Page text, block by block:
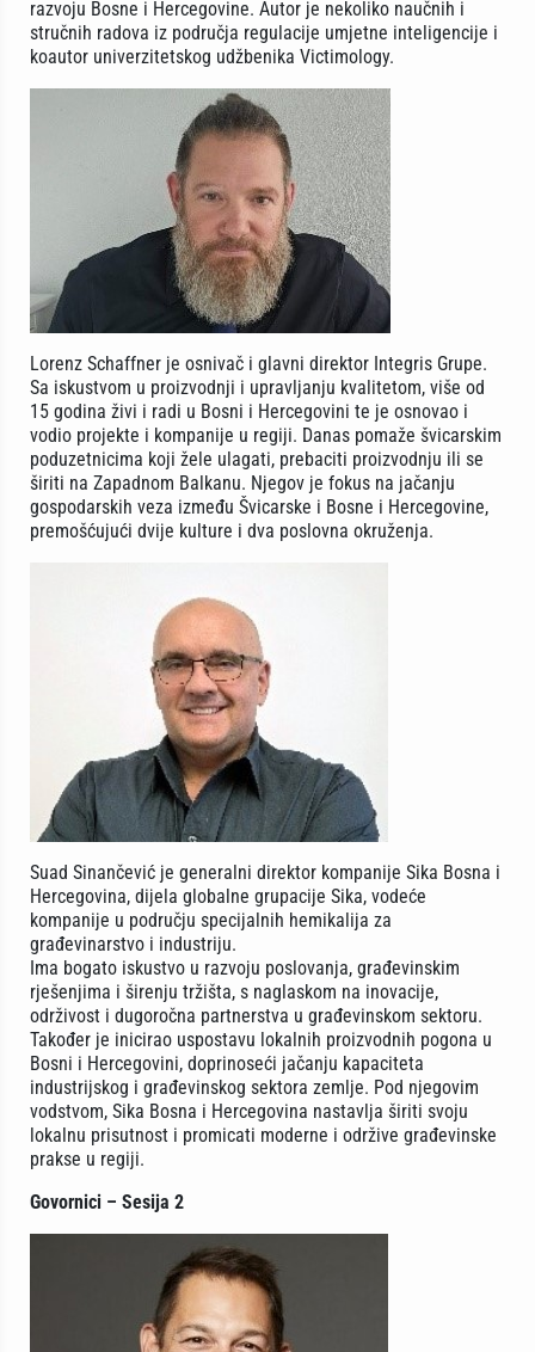
razvoju Bosne i Hercegovine. Autor je nekoliko naučnih i
stručnih radova iz područja regulacije umjetne inteligencije i
koautor univerzitetskog udžbenika Victimology.
Lorenz Schaffner je osnivač i glavni direktor Integris Grupe.
Sa iskustvom u proizvodnji i upravljanju kvalitetom, više od
15 godina živi i radi u Bosni i Hercegovini te je osnovao i
vodio projekte i kompanije u regiji. Danas pomaže švicarskim
poduzetnicima koji žele ulagati, prebaciti proizvodnju ili se
širiti na Zapadnom Balkanu. Njegov je fokus na jačanju
gospodarskih veza između Švicarske i Bosne i Hercegovine,
premošćujući dvije kulture i dva poslovna okruženja.
Suad Sinančević je generalni direktor kompanije Sika Bosna i
Hercegovina, dijela globalne grupacije Sika, vodeće
kompanije u području specijalnih hemikalija za
građevinarstvo i industriju.
Ima bogato iskustvo u razvoju poslovanja, građevinskim
rješenjima i širenju tržišta, s naglaskom na inovacije,
održivost i dugoročna partnerstva u građevinskom sektoru.
Također je inicirao uspostavu lokalnih proizvodnih pogona u
Bosni i Hercegovini, doprinoseći jačanju kapaciteta
industrijskog i građevinskog sektora zemlje. Pod njegovim
vodstvom, Sika Bosna i Hercegovina nastavlja širiti svoju
lokalnu prisutnost i promicati moderne i održive građevinske
prakse u regiji.
Govornici – Sesija 2